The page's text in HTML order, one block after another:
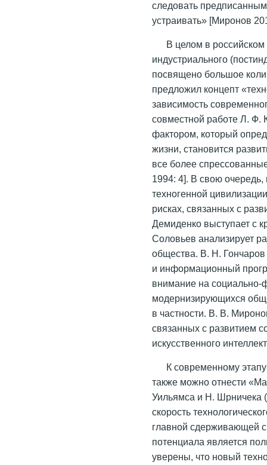
следовать
устраивать» [Миронов
В целом в
индустриального
посвящено большое
предложил концепт
зависимость
совместной работе Л. Ф.
фактором, который
жизни, становится
все более
1994: 4]. В свою
техногенной
рисках, связанных с
Демиденко выступает с
Соловьев анализирует
общества. В. Н. Гончаров
и информационный
внимание на
модернизирующихся
в частности. В. В.
связанных с развитием
искусственного
К современному
также можно отнести
Уильямса и Н. Шрничека
скорость
главной сдерживающей
потенциала является
уверены, что новый